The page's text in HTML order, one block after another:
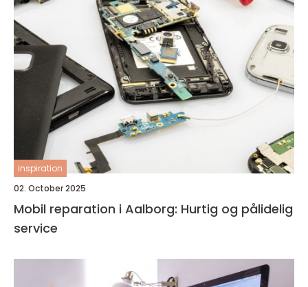
inspiration
02. October 2025
Mobil reparation i Aalborg: Hurtig og pålidelig
service